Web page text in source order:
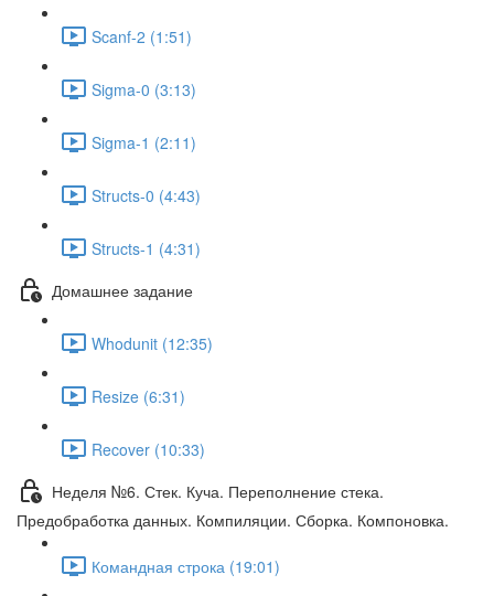
Scanf-2 (1:51)
Sigma-0 (3:13)
Sigma-1 (2:11)
Structs-0 (4:43)
Structs-1 (4:31)
Домашнее задание
Whodunit (12:35)
Resize (6:31)
Recover (10:33)
Неделя №6. Стек. Куча. Переполнение стека.
Предобработка данных. Компиляции. Сборка. Компоновка.
Командная строка (19:01)